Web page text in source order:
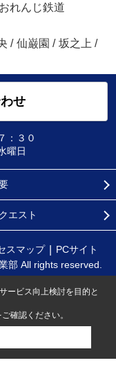
れんじ鉄道
/ 仙巌園 / 坂之上 /
せ
：３０
曜日
エスト
スマップ
PCサイト
部 All rights reserved.
ービス向上検討を目的と
ご確認ください。